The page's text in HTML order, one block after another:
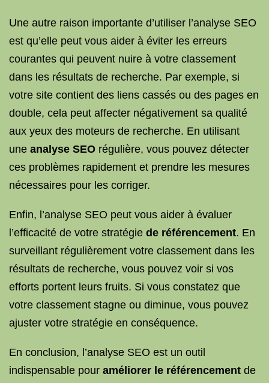
Une autre raison importante d’utiliser l’analyse SEO
est qu’elle peut vous aider à éviter les erreurs
courantes qui peuvent nuire à votre classement
dans les résultats de recherche. Par exemple, si
votre site contient des liens cassés ou des pages en
double, cela peut affecter négativement sa qualité
aux yeux des moteurs de recherche. En utilisant
une analyse SEO régulière, vous pouvez détecter
ces problèmes rapidement et prendre les mesures
nécessaires pour les corriger.
Enfin, l’analyse SEO peut vous aider à évaluer
l’efficacité de votre stratégie de référencement. En
surveillant régulièrement votre classement dans les
résultats de recherche, vous pouvez voir si vos
efforts portent leurs fruits. Si vous constatez que
votre classement stagne ou diminue, vous pouvez
ajuster votre stratégie en conséquence.
En conclusion, l’analyse SEO est un outil
indispensable pour améliorer le référencement de